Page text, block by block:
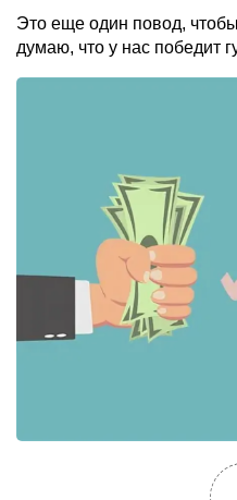
Это еще один повод,
думаю, что у нас победит